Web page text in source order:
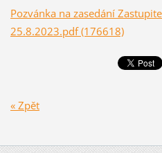
Pozvánka na zasedání
25.8.2023.pdf (176618)
« Zpět